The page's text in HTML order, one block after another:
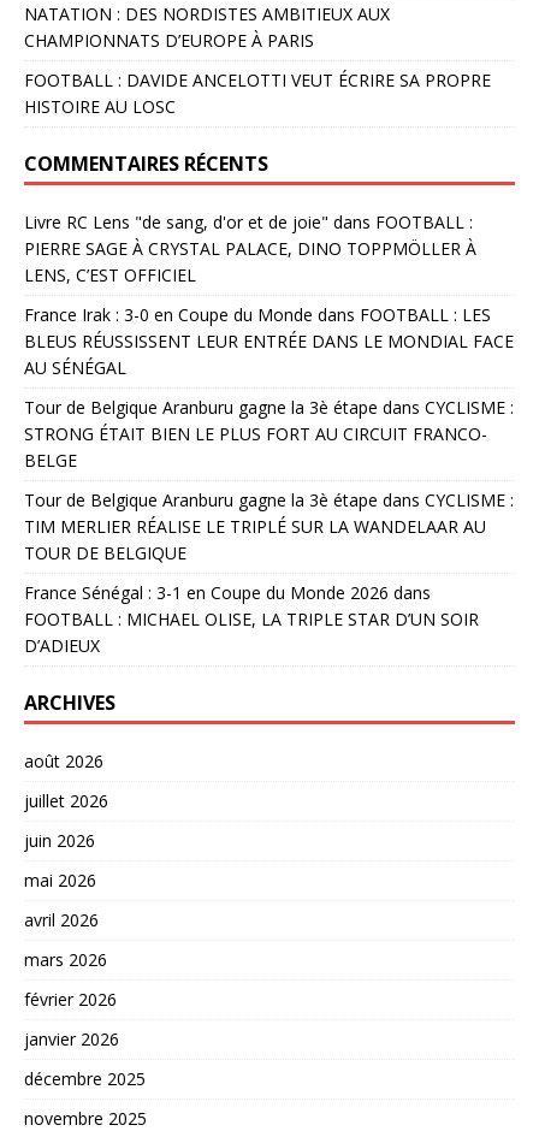
NATATION : DES NORDISTES AMBITIEUX AUX
CHAMPIONNATS D’EUROPE À PARIS
FOOTBALL : DAVIDE ANCELOTTI VEUT ÉCRIRE SA PROPRE
HISTOIRE AU LOSC
COMMENTAIRES RÉCENTS
Livre RC Lens "de sang, d'or et de joie" dans FOOTBALL :
PIERRE SAGE À CRYSTAL PALACE, DINO TOPPMÖLLER À
LENS, C’EST OFFICIEL
France Irak : 3-0 en Coupe du Monde dans FOOTBALL : LES
BLEUS RÉUSSISSENT LEUR ENTRÉE DANS LE MONDIAL FACE
AU SÉNÉGAL
Tour de Belgique Aranburu gagne la 3è étape dans CYCLISME :
STRONG ÉTAIT BIEN LE PLUS FORT AU CIRCUIT FRANCO-
BELGE
Tour de Belgique Aranburu gagne la 3è étape dans CYCLISME :
TIM MERLIER RÉALISE LE TRIPLÉ SUR LA WANDELAAR AU
TOUR DE BELGIQUE
France Sénégal : 3-1 en Coupe du Monde 2026 dans
FOOTBALL : MICHAEL OLISE, LA TRIPLE STAR D’UN SOIR
D’ADIEUX
ARCHIVES
août 2026
juillet 2026
juin 2026
mai 2026
avril 2026
mars 2026
février 2026
janvier 2026
décembre 2025
novembre 2025